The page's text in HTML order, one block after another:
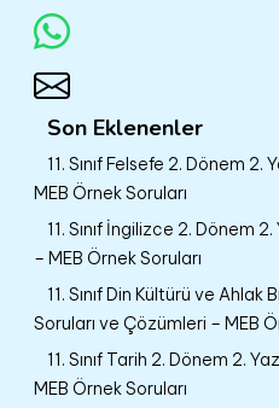
Son Eklenenler
11. Sınıf Felsefe 2. Dönem 2.
MEB Örnek Soruları
11. Sınıf İngilizce 2. Dönem
– MEB Örnek Soruları
11. Sınıf Din Kültürü ve Ahlak
Soruları ve Çözümleri – MEB
11. Sınıf Tarih 2. Dönem 2.
MEB Örnek Soruları